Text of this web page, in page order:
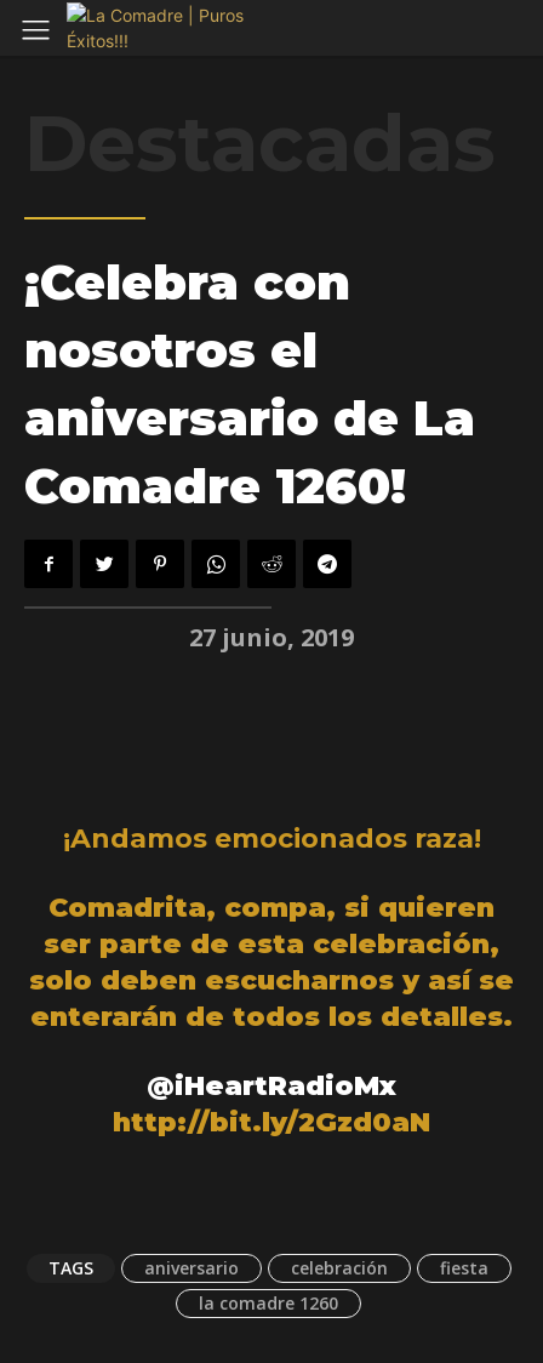
¡Celebra con
nosotros el
aniversario de La
Comadre 1260!
27 junio, 2019
¡Andamos emocionados raza!
Comadrita, compa, si quieren
ser parte de esta celebración,
solo deben escucharnos y así se
enterarán de todos los detalles.
@iHeartRadioMx
http://bit.ly/2Gzd0aN
TAGS aniversario celebración
fiesta
la comadre 1260